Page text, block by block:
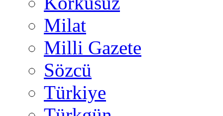
Milat
Milli Gazete
Sözcü
Türkiye